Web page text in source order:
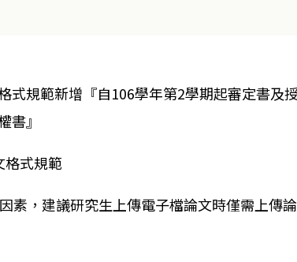
式規範新增『自106學年第2學期起審定書及
書』
格式規範
素，建議研究生上傳電子檔論文時僅需上傳